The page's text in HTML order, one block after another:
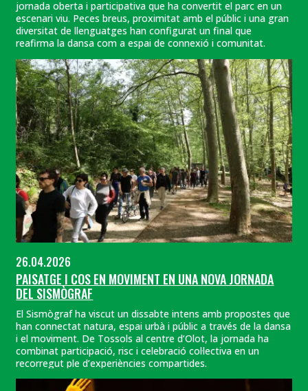
jornada oberta i participativa que ha convertit el parc en un
escenari viu. Peces breus, proximitat amb el públic i una gran
diversitat de llenguatges han configurat un final que
reafirma la dansa com a espai de connexió i comunitat.
26.04.2026
PAISATGE I COS EN MOVIMENT EN UNA NOVA JORNADA
DEL SISMÒGRAF
El Sismògraf ha viscut un dissabte intens amb propostes que
han connectat natura, espai urbà i públic a través de la dansa
i el moviment. De Tossols al centre d’Olot, la jornada ha
combinat participació, risc i celebració col·lectiva en un
recorregut ple d’experiències compartides.